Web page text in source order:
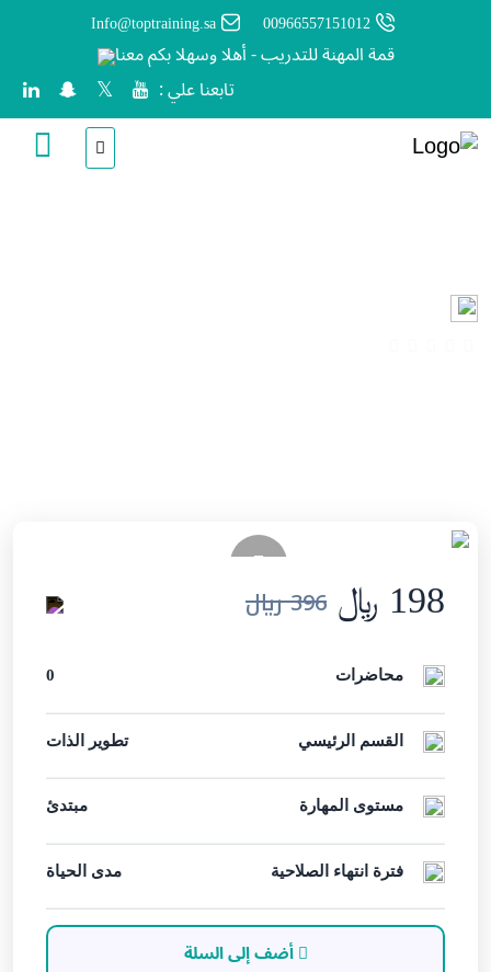
00966557151012
Info@toptraining.sa
قمة المهنة للتدريب - أهلا وسهلا بكم معنا
تابعنا علي :
198 ﷼ 396 ﷼
محاضرات 0
القسم الرئيسي تطوير الذات
مستوى المهارة مبتدئ
فترة انتهاء الصلاحية مدى الحياة
أضف إلى السلة